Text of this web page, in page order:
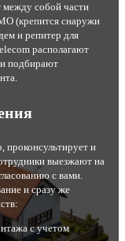
между собой части
(крепится снаружи
и репитер для
располагают
подбирают
проконсультирует и
выезжают на
с вами.
и сразу же
с учетом